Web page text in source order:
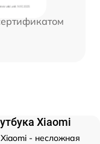
Xiaomi
- несложная